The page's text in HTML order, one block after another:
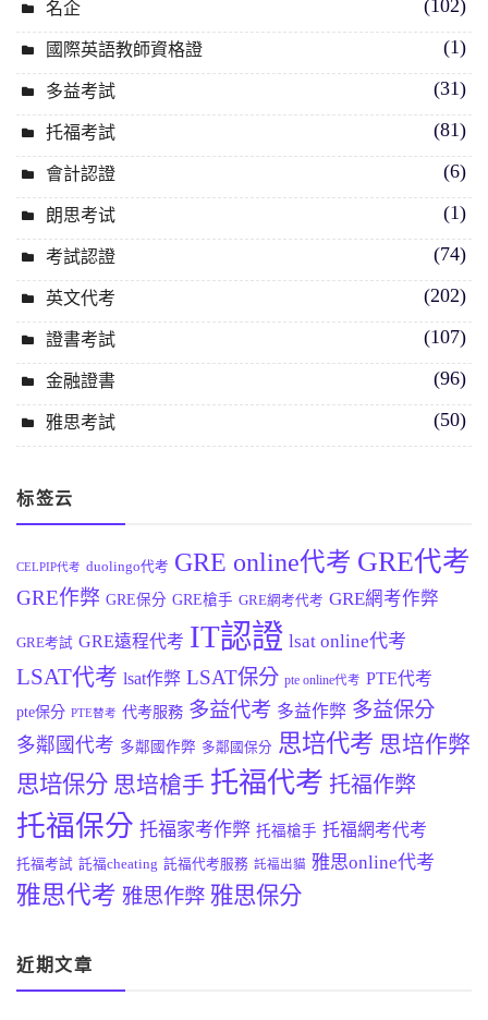
名企 (102)
國際英語教師資格證 (1)
多益考試 (31)
托福考試 (81)
會計認證 (6)
朗思考试 (1)
考試認證 (74)
英文代考 (202)
證書考試 (107)
金融證書 (96)
雅思考試 (50)
标签云
CELPIP代考 duolingo代考 GRE online代考 GRE代考
GRE作弊 GRE保分 GRE槍手 GRE網考代考 GRE網考作弊
GRE考試 GRE遠程代考 IT認證 lsat online代考
LSAT代考 lsat作弊 LSAT保分 pte online代考 PTE代考
pte保分 PTE替考 代考服務 多益代考 多益作弊 多益保分
多鄰國代考 多鄰國作弊 多鄰國保分 思培代考 思培作弊
思培保分 思培槍手 托福代考 托福作弊
托福保分 托福家考作弊 托福槍手 托福網考代考
托福考試 託福cheating 託福代考服務 託福出貓 雅思online代考
雅思代考 雅思作弊 雅思保分
近期文章